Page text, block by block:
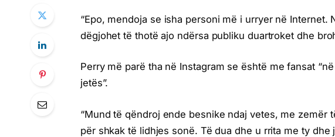
“Epo, mendoja se isha personi më i urryer në Internet.
dëgjohet të thotë ajo ndërsa publiku duartroket dhe
Perry më parë tha në Instagram se është me fansat
jetës”.
“Mund të qëndroj ende besnike ndaj vetes, me zemër
për shkak të lidhjes sonë. Të dua dhe u rrita me ty dhe